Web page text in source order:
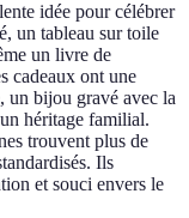
idée pour célébrer
un tableau sur toile
un livre de
cadeaux ont une
un bijou gravé avec la
héritage familial.
trouvent plus de
Ils
et souci envers le